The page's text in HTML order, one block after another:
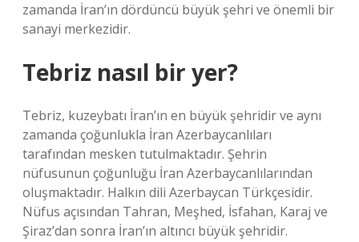
zamanda İran’ın dördüncü büyük şehri ve önemli bir
sanayi merkezidir.
Tebriz nasıl bir yer?
Tebriz, kuzeybatı İran’ın en büyük şehridir ve aynı
zamanda çoğunlukla İran Azerbaycanlıları
tarafından mesken tutulmaktadır. Şehrin
nüfusunun çoğunluğu İran Azerbaycanlılarından
oluşmaktadır. Halkın dili Azerbaycan Türkçesidir.
Nüfus açısından Tahran, Meşhed, İsfahan, Karaj ve
Şiraz’dan sonra İran’ın altıncı büyük şehridir.